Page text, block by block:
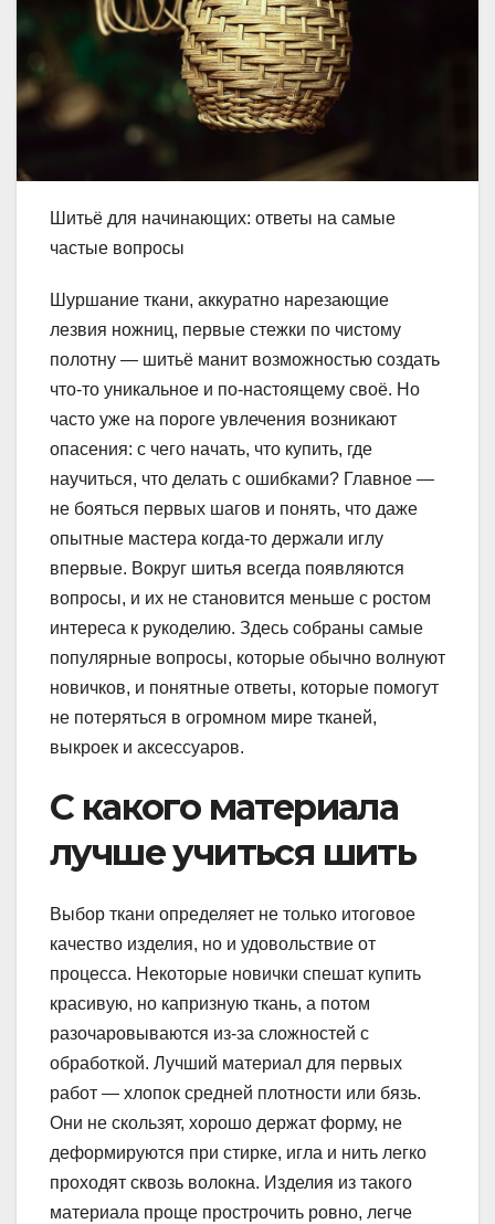
Шитьё для начинающих: ответы на самые
частые вопросы
Шуршание ткани, аккуратно нарезающие
лезвия ножниц, первые стежки по чистому
полотну — шитьё манит возможностью создать
что-то уникальное и по-настоящему своё. Но
часто уже на пороге увлечения возникают
опасения: с чего начать, что купить, где
научиться, что делать с ошибками? Главное —
не бояться первых шагов и понять, что даже
опытные мастера когда-то держали иглу
впервые. Вокруг шитья всегда появляются
вопросы, и их не становится меньше с ростом
интереса к рукоделию. Здесь собраны самые
популярные вопросы, которые обычно волнуют
новичков, и понятные ответы, которые помогут
не потеряться в огромном мире тканей,
выкроек и аксессуаров.
С какого материала
лучше учиться шить
Выбор ткани определяет не только итоговое
качество изделия, но и удовольствие от
процесса. Некоторые новички спешат купить
красивую, но капризную ткань, а потом
разочаровываются из-за сложностей с
обработкой. Лучший материал для первых
работ — хлопок средней плотности или бязь.
Они не скользят, хорошо держат форму, не
деформируются при стирке, игла и нить легко
проходят сквозь волокна. Изделия из такого
материала проще прострочить ровно, легче